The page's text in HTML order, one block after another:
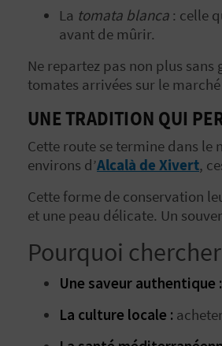
La tomata blanca : celle
avant de mûrir.
Ne repartez pas non plus sans
tomates arrivées sur le
UNE TRADITION QUI
Cette route se termine dans
environs d’Alcalà de Xivert,
Cette forme de conservation
et une peau délicate. Un
Pourquoi
Une saveur authentique :
La culture locale :